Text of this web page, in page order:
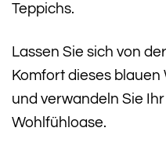
Teppichs.
Lassen Sie sich von
Komfort dieses
und verwandeln Sie
Wohlfühloase.